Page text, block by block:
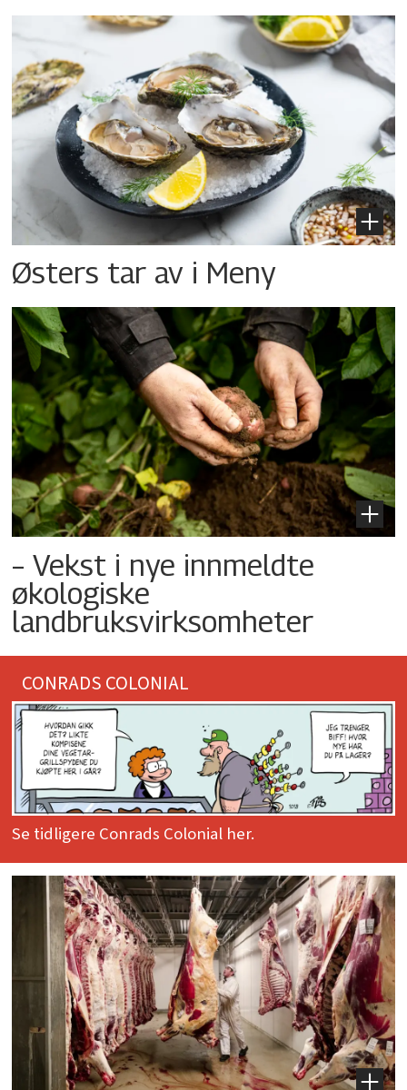
Østers tar av i Meny
– Vekst i nye innmeldte
økologiske
landbruksvirksomheter
CONRADS COLONIAL
Se tidligere Conrads Colonial her.